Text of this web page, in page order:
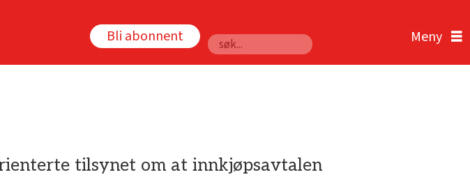
Bli abonnent
Søk
tilsynet om at innkjøpsavtalen